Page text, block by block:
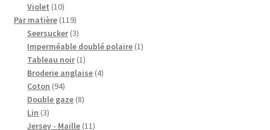
produits
Violet 1010
produits
Par matière 119119
produits
Seersucker 33
produits
Imperméable doublé polaire 11
Tableau noir 11
produit
Broderie anglaise 44
Coton 9494
produits
Double gaze 88
Lin 33
produits
Jersey - Maille 1111